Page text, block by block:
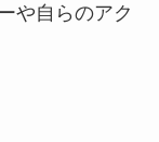
や自らのアク